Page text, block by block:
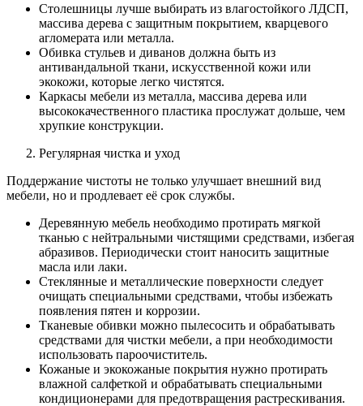
Столешницы лучше выбирать из влагостойкого ЛДСП,
массива дерева с защитным покрытием, кварцевого
агломерата или металла.
Обивка стульев и диванов должна быть из
антивандальной ткани, искусственной кожи или
экокожи, которые легко чистятся.
Каркасы мебели из металла, массива дерева или
высококачественного пластика прослужат дольше, чем
хрупкие конструкции.
Регулярная чистка и уход
Поддержание чистоты не только улучшает внешний вид
мебели, но и продлевает её срок службы.
Деревянную мебель необходимо протирать мягкой
тканью с нейтральными чистящими средствами, избегая
абразивов. Периодически стоит наносить защитные
масла или лаки.
Стеклянные и металлические поверхности следует
очищать специальными средствами, чтобы избежать
появления пятен и коррозии.
Тканевые обивки можно пылесосить и обрабатывать
средствами для чистки мебели, а при необходимости
использовать пароочиститель.
Кожаные и экокожаные покрытия нужно протирать
влажной салфеткой и обрабатывать специальными
кондиционерами для предотвращения растрескивания.